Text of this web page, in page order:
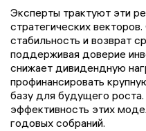
Эксперты трактуют эти
стратегических
стабильность и возврат
поддерживая доверие
снижает дивидендную
профинансировать
базу для будущего
эффективность этих
годовых собраний.